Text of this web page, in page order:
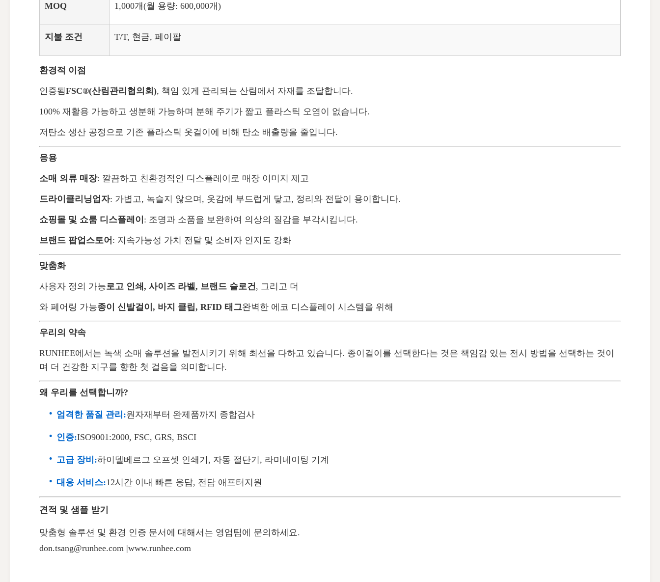
MOQ 1,000개(월 용량: 600,000개)
지불 조건 T/T, 현금, 페이팔
환경적 이점
인증됨FSC®(산림관리협의회), 책임 있게 관리되는 산림에서 자재를 조달합니다.
100% 재활용 가능하고 생분해 가능하며 분해 주기가 짧고 플라스틱 오염이 없습니다.
저탄소 생산 공정으로 기존 플라스틱 옷걸이에 비해 탄소 배출량을 줄입니다.
응용
소매 의류 매장: 깔끔하고 친환경적인 디스플레이로 매장 이미지 제고
드라이클리닝업자: 가볍고, 녹슬지 않으며, 옷감에 부드럽게 닿고, 정리와 전달이 용이합니다.
쇼핑몰 및 쇼룸 디스플레이 : 조명과 소품을 보완하여 의상의 질감을 부각시킵니다.
브랜드 팝업스토어 : 지속가능성 가치 전달 및 소비자 인지도 강화
맞춤화
사용자 정의 가능로고 인쇄, 사이즈 라벨, 브랜드 슬로건, 그리고 더
와 페어링 가능종이 신발걸이, 바지 클립, RFID 태그완벽한 에코 디스플레이 시스템을 위해
우리의 약속
RUNHEE에서는 녹색 소매 솔루션을 발전시키기 위해 최선을 다하고 있습니다. 종이걸이를 선택한다는 것은 책임감 있는 전시 방법을 선택하는 것이
며 더 건강한 지구를 향한 첫 걸음을 의미합니다.
왜 우리를 선택합니까?
엄격한 품질 관리:원자재부터 완제품까지 종합검사
인증:ISO9001:2000, FSC, GRS, BSCI
고급 장비:하이델베르그 오프셋 인쇄기, 자동 절단기, 라미네이팅 기계
대응 서비스:12시간 이내 빠른 응답, 전담 애프터지원​
견적 및 샘플 받기
맞춤형 솔루션 및 환경 인증 문서에 대해서는 영업팀에 문의하세요.
don.tsang@runhee.com |www.runhee.com